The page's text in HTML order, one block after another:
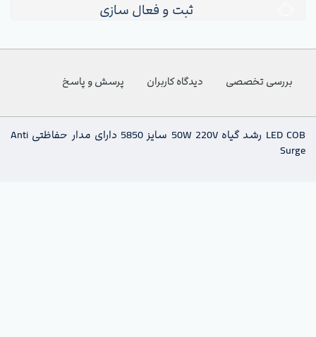
ثبت و فعال سازی
بررسی تخصصی دیدگاه کاربران پرسش و پاسخ
LED COB رشد گیاه 50W 220V سایز 5850 دارای مدار حفاظتی Anti
Surge